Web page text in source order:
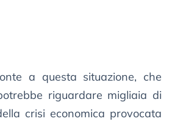
a questa situazione, che
riguardare migliaia di
crisi economica provocata